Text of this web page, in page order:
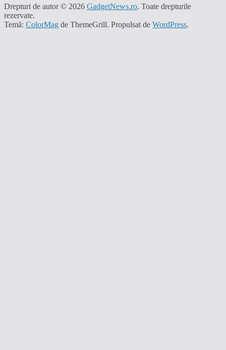
Drepturi de autor © 2026 GadgetNews.ro. Toate drepturile
rezervate.
Temă: ColorMag de ThemeGrill. Propulsat de WordPress.